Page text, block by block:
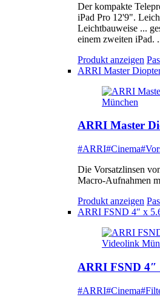
Der kompakte
iPad Pro 12'9".
Leichtbauweise ...
einem zweiten iPad.
Produkt anzeigen
ARRI Master
ARRI Master
#ARRI#Cinema
Die Vorsatzlinsen
Macro-Aufnahmen
Produkt anzeigen
ARRI FSND 4″ x
ARRI FSND 4″
#ARRI#Cinema